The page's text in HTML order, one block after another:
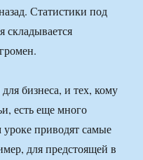
Статистики под
складывается
бизнеса, и тех, кому
есть еще много
приводят самые
для предстоящей в